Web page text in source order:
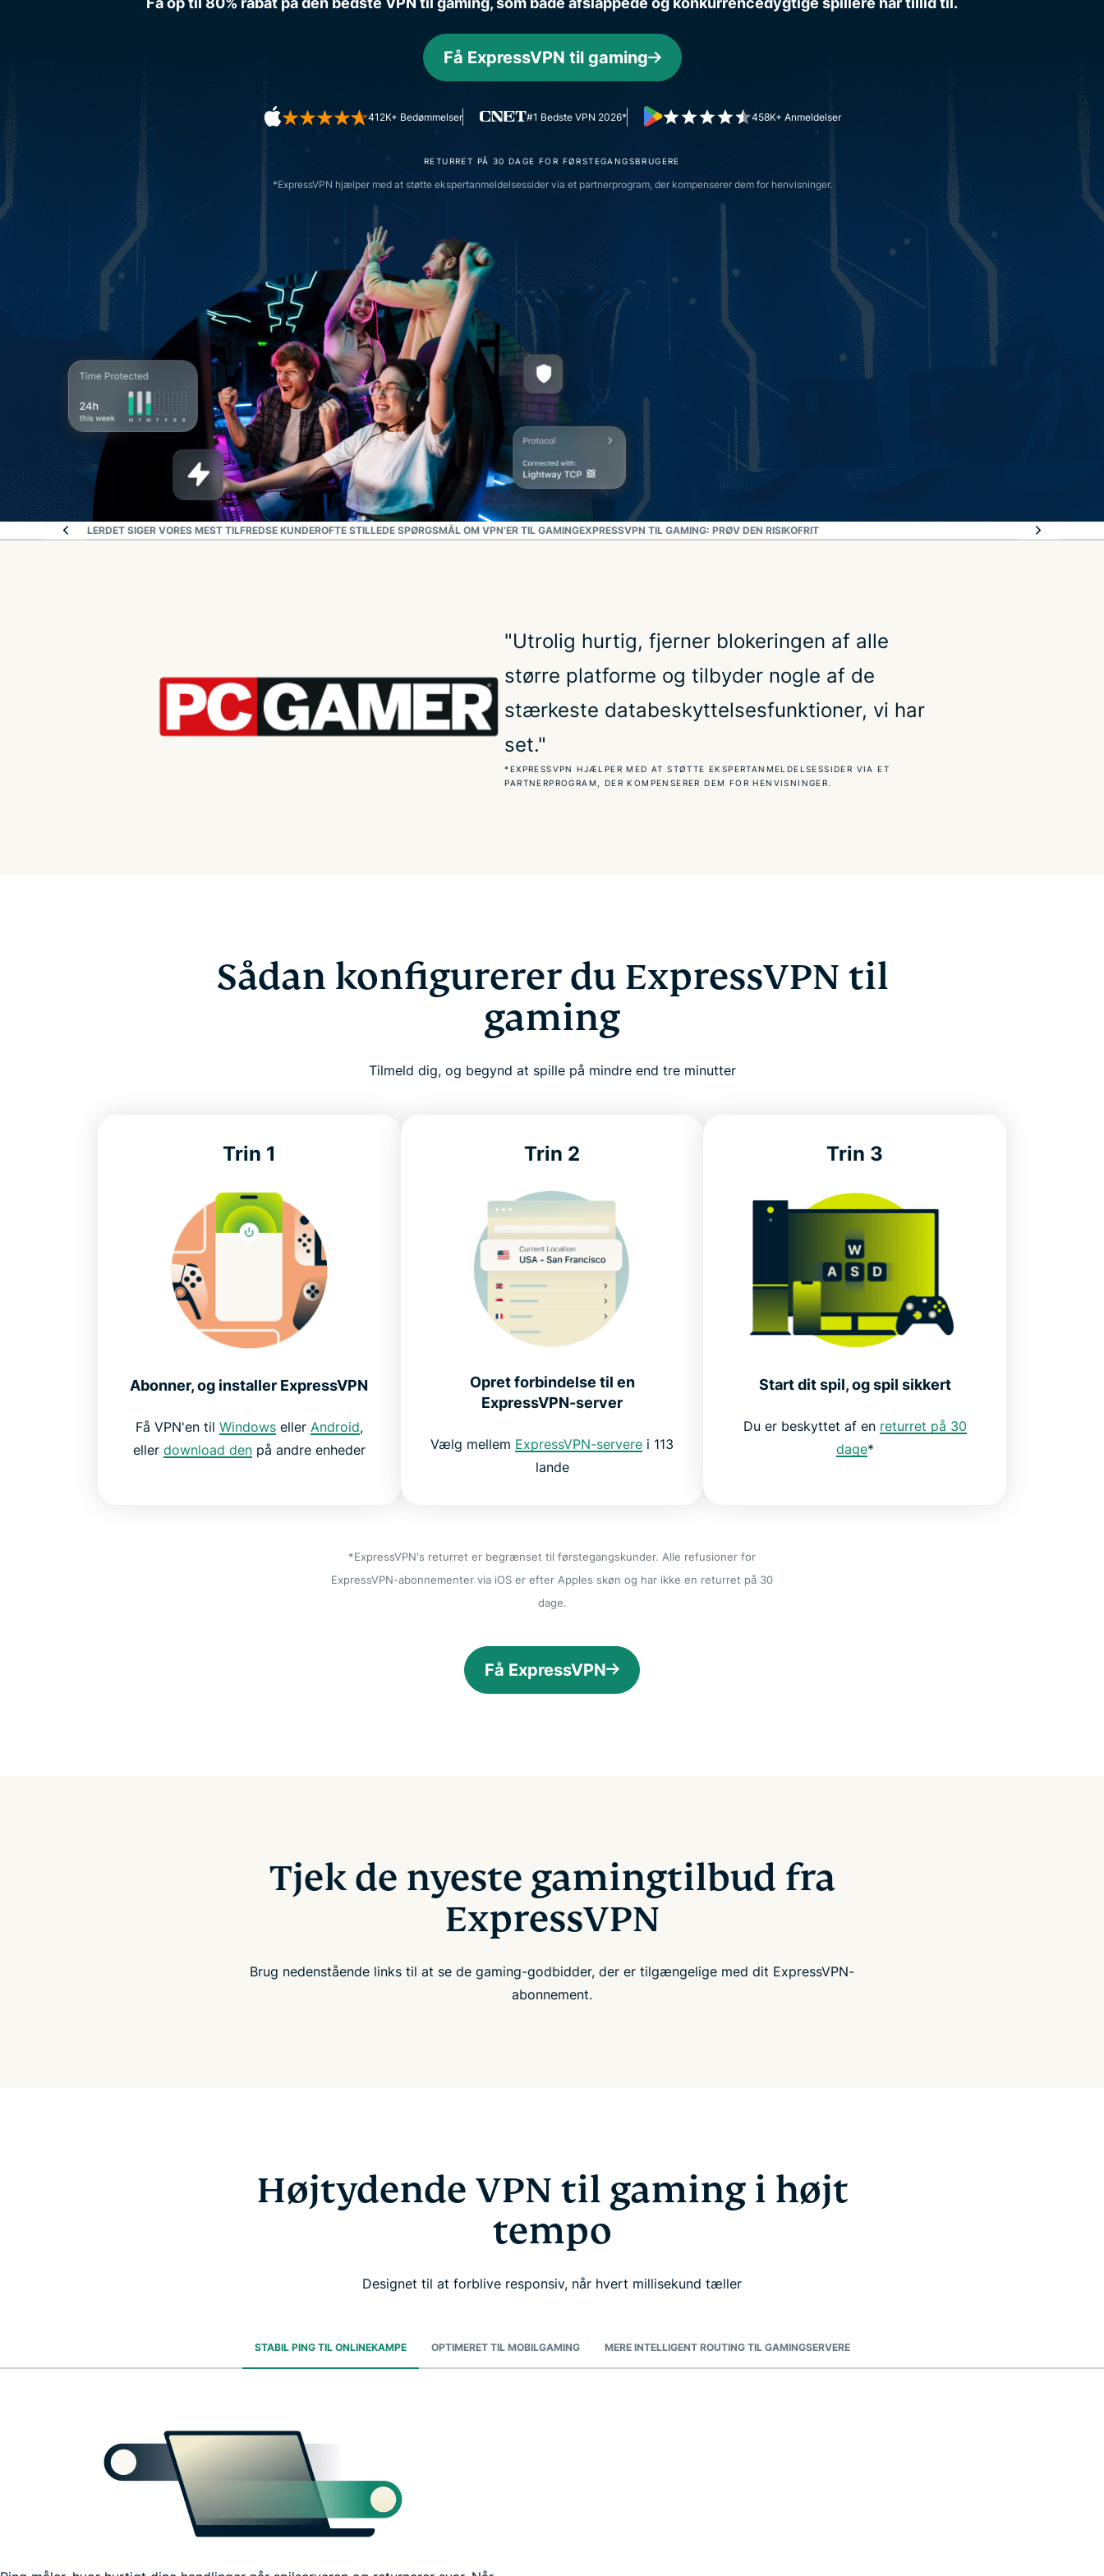
drevet af fortrolig
databehandling til
pakke med
beskyttelse,
overvågning
datafjernelse
Få ExpressVPN til gaming
412K+ Bedømmelser #1 Bedste VPN 2026* 458K+ Anmeldelser
RETURRET PÅ 30 DAGE FOR FØRSTEGANGSBRUGERE
*ExpressVPN hjælper med at støtte ekspertanmeldelsessider via et partnerprogram, der kompenserer dem for henvisninger.
NÅR DU SPILLERDET SIGER VORES MEST TILFREDSE KUNDEROFTE STILLEDE SPØRGSMÅL OM VPN’ER TIL GAMINGEXPRESSVPN TIL GAMING: PRØV DEN RISIKOFRIT
"Utrolig hurtig, fjerner blokeringen af alle
større platforme og tilbyder nogle af de
stærkeste databeskyttelsesfunktioner, vi har
set."
*EXPRESSVPN HJÆLPER MED AT STØTTE EKSPERTANMELDELSESSIDER VIA ET
PARTNERPROGRAM, DER KOMPENSERER DEM FOR HENVISNINGER.
Sådan konfigurerer du ExpressVPN til
gaming
Tilmeld dig, og begynd at spille på mindre end tre minutter
Trin 1
Abonner, og installer ExpressVPN
Få VPN'en til Windowseller Android,
eller download denpå andre enheder
Trin 2
Opret forbindelse til en
ExpressVPN-server
Vælg mellem ExpressVPN-servere i 113
lande
Trin 3
Start dit spil, og spil sikkert
Du er beskyttet af en returret på 30
dage*
*ExpressVPN's returret er begrænset til førstegangskunder. Alle refusioner for
ExpressVPN-abonnementer via iOS er efter Apples skøn og har ikke en returret på 30
dage.
Få ExpressVPN
Tjek de nyeste gamingtilbud fra
ExpressVPN
Brug nedenstående links til at se de gaming-godbidder, der er tilgængelige med dit ExpressVPN-
abonnement.
Højtydende VPN til gaming i højt
tempo
Designet til at forblive responsiv, når hvert millisekund tæller
STABIL PING TIL ONLINEKAMPE OPTIMERET TIL MOBILGAMING MERE INTELLIGENT ROUTING TIL GAMINGSERVERE